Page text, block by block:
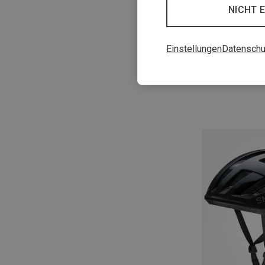
Du sparst 12%
NICHT
Einstellungen